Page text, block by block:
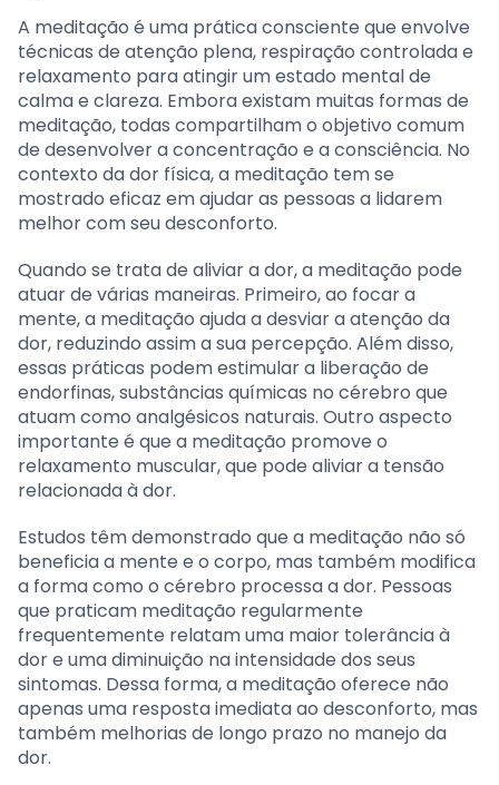
A meditação é uma prática consciente que envolve
técnicas de atenção plena, respiração controlada e
relaxamento para atingir um estado mental de
calma e clareza. Embora existam muitas formas de
meditação, todas compartilham o objetivo comum
de desenvolver a concentração e a consciência. No
contexto da dor física, a meditação tem se
mostrado eficaz em ajudar as pessoas a lidarem
melhor com seu desconforto.
Quando se trata de aliviar a dor, a meditação pode
atuar de várias maneiras. Primeiro, ao focar a
mente, a meditação ajuda a desviar a atenção da
dor, reduzindo assim a sua percepção. Além disso,
essas práticas podem estimular a liberação de
endorfinas, substâncias químicas no cérebro que
atuam como analgésicos naturais. Outro aspecto
importante é que a meditação promove o
relaxamento muscular, que pode aliviar a tensão
relacionada à dor.
Estudos têm demonstrado que a meditação não só
beneficia a mente e o corpo, mas também modifica
a forma como o cérebro processa a dor. Pessoas
que praticam meditação regularmente
frequentemente relatam uma maior tolerância à
dor e uma diminuição na intensidade dos seus
sintomas. Dessa forma, a meditação oferece não
apenas uma resposta imediata ao desconforto, mas
também melhorias de longo prazo no manejo da
dor.